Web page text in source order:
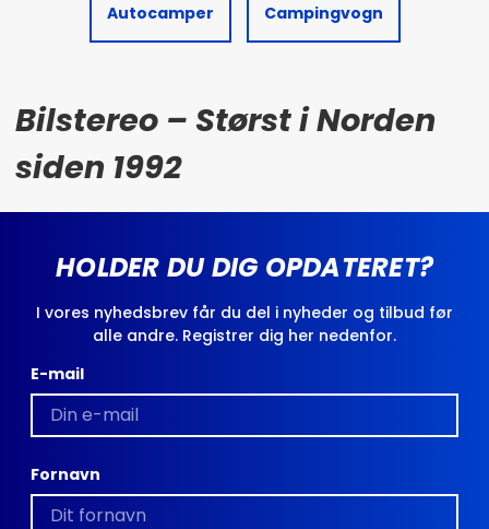
Autocamper Campingvogn
Bilstereo – Størst i Norden
siden 1992
HOLDER DU DIG OPDATERET?
I vores nyhedsbrev får du del i nyheder og tilbud før
alle andre. Registrer dig her nedenfor.
E-mail
Fornavn